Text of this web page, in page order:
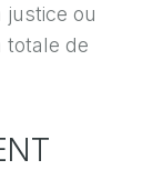
justice ou
totale de